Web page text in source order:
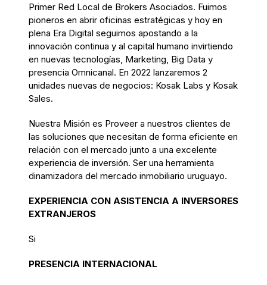
Primer Red Local de Brokers Asociados. Fuimos
pioneros en abrir oficinas estratégicas y hoy en
plena Era Digital seguimos apostando a la
innovación continua y al capital humano invirtiendo
en nuevas tecnologías, Marketing, Big Data y
presencia Omnicanal. En 2022 lanzaremos 2
unidades nuevas de negocios: Kosak Labs y Kosak
Sales.
Nuestra Misión es Proveer a nuestros clientes de
las soluciones que necesitan de forma eficiente en
relación con el mercado junto a una excelente
experiencia de inversión. Ser una herramienta
dinamizadora del mercado inmobiliario uruguayo.
EXPERIENCIA CON ASISTENCIA A INVERSORES
EXTRANJEROS
Si
PRESENCIA INTERNACIONAL